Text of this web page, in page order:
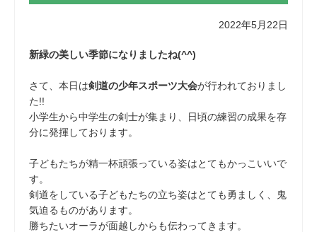
2022年5月22日
新緑の美しい季節になりましたね(^^)
さて、本日は剣道の少年スポーツ大会が行われておりまし
た!!
小学生から中学生の剣士が集まり、日頃の練習の成果を存
分に発揮しております。
子どもたちが精一杯頑張っている姿はとてもかっこいいで
す。
剣道をしている子どもたちの立ち姿はとても勇ましく、鬼
気迫るものがあります。
勝ちたいオーラが面越しからも伝わってきます。